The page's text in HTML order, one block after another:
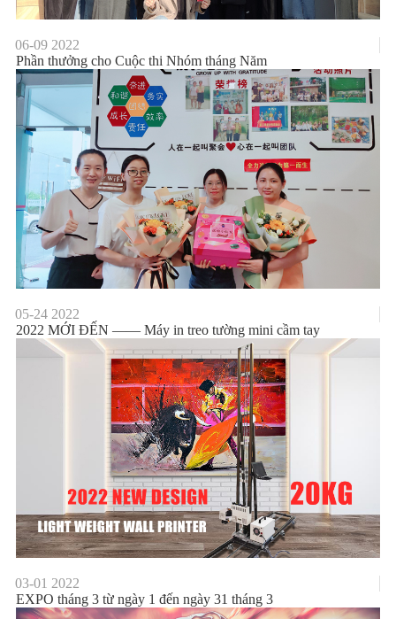
06-09 2022
Phần thưởng cho Cuộc thi Nhóm tháng Năm
05-24 2022
2022 MỚI ĐẾN —— Máy in treo tường mini cầm tay
03-01 2022
EXPO tháng 3 từ ngày 1 đến ngày 31 tháng 3